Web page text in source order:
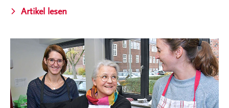
Artikel lesen